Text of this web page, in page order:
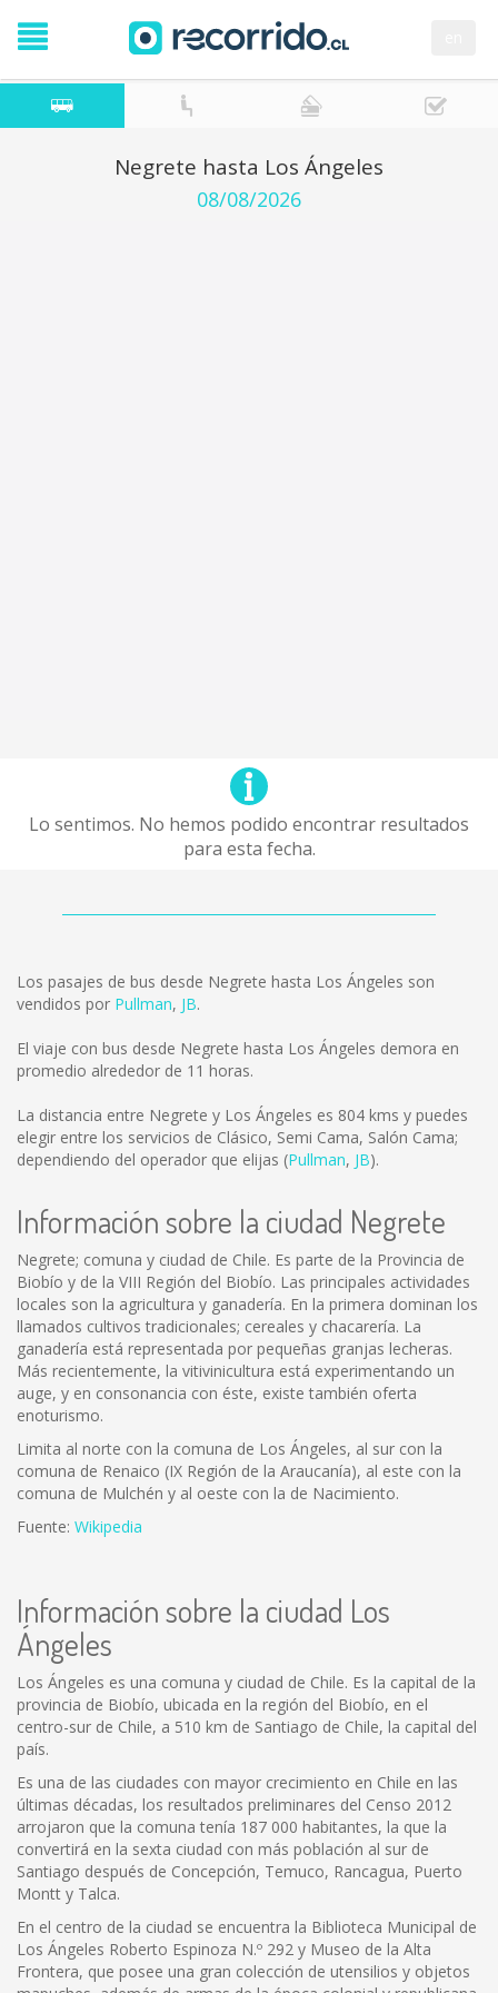
Negrete hasta Los Ángeles
08/08/2026
Lo sentimos. No hemos podido encontrar resultados
para esta fecha.
Los pasajes de bus desde Negrete hasta Los Ángeles son
vendidos por Pullman, JB.
El viaje con bus desde Negrete hasta Los Ángeles demora en
promedio alrededor de 11 horas.
La distancia entre Negrete y Los Ángeles es 804 kms y puedes
elegir entre los servicios de Clásico, Semi Cama, Salón Cama;
dependiendo del operador que elijas (Pullman, JB).
Información sobre la ciudad Negrete
Negrete; comuna y ciudad de Chile. Es parte de la Provincia de
Biobío y de la VIII Región del Biobío. Las principales actividades
locales son la agricultura y ganadería. En la primera dominan los
llamados cultivos tradicionales; cereales y chacarería. La
ganadería está representada por pequeñas granjas lecheras.
Más recientemente, la vitivinicultura está experimentando un
auge, y en consonancia con éste, existe también oferta
enoturismo.
Limita al norte con la comuna de Los Ángeles, al sur con la
comuna de Renaico (IX Región de la Araucanía), al este con la
comuna de Mulchén y al oeste con la de Nacimiento.
Fuente: Wikipedia
Información sobre la ciudad Los
Ángeles
Los Ángeles es una comuna y ciudad de Chile. Es la capital de la
provincia de Biobío, ubicada en la región del Biobío, en el
centro-sur de Chile, a 510 km de Santiago de Chile, la capital del
país.
Es una de las ciudades con mayor crecimiento en Chile en las
últimas décadas, los resultados preliminares del Censo 2012
arrojaron que la comuna tenía 187 000 habitantes, la que la
convertirá en la sexta ciudad con más población al sur de
Santiago después de Concepción, Temuco, Rancagua, Puerto
Montt y Talca.
En el centro de la ciudad se encuentra la Biblioteca Municipal de
Los Ángeles Roberto Espinoza N.º 292 y Museo de la Alta
Frontera, que posee una gran colección de utensilios y objetos